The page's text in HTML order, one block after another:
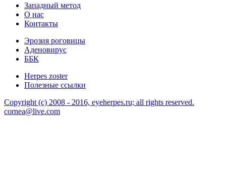
Западный метод
О нас
Контакты
Эрозия роговицы
Аденовирус
ББК
Herpes zoster
Полезные ссылки
Copyright (c) 2008 - 2016, eyeherpes.ru; all rights reserved.
cornea@live.com